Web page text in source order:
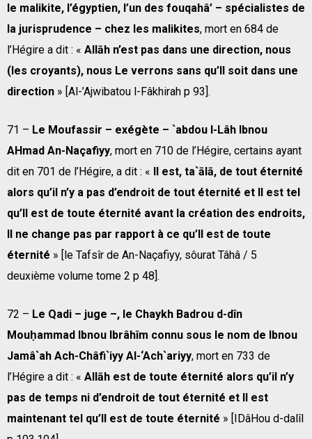
le malikite, l’égyptien, l’un des fouqahâ’ – spécialistes de
la jurisprudence – chez les malikites, mort en 684 de
l’Hégire a dit : « Allāh n’est pas dans une direction, nous
(les croyants), nous Le verrons sans qu’Il soit dans une
direction » [Al-’Ajwibatou l-Fâkhirah p 93].
71 – Le Moufassir – exégète – `abdou l-Lâh Ibnou
AHmad An-Naçafiyy, mort en 710 de l’Hégire, certains ayant
dit en 701 de l’Hégire, a dit : « Il est, ta`ālā, de tout éternité
alors qu’il n’y a pas d’endroit de tout éternité et Il est tel
qu’Il est de toute éternité avant la création des endroits,
Il ne change pas par rapport à ce qu’Il est de toute
éternité » [le Tafsîr de An-Naçafiyy, sôurat Tâhâ / 5
deuxième volume tome 2 p 48].
72 – Le Qadi – juge –, le Chaykh Badrou d-dîn
Mouḥammad Ibnou Ibrâhîm connu sous le nom de Ibnou
Jamâ`ah Ach-Châfi`iyy Al-‘Ach`ariyy, mort en 733 de
l’Hégire a dit : « Allāh est de toute éternité alors qu’il n’y
pas de temps ni d’endroit de tout éternité et Il est
maintenant tel qu’Il est de toute éternité » [IDâHou d-dalîl